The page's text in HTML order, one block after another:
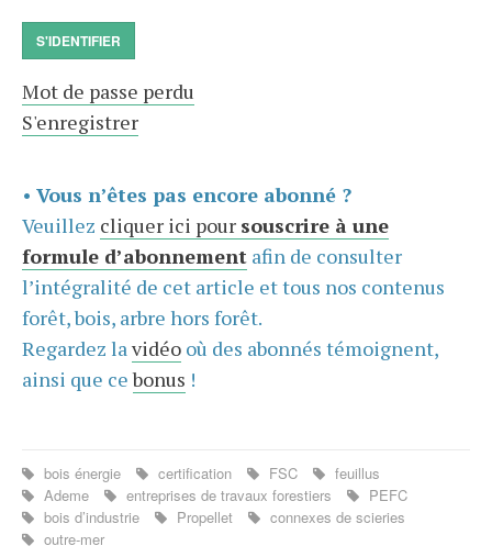
S'IDENTIFIER
Mot de passe perdu
S'enregistrer
• Vous n’êtes pas encore abonné ?
Veuillez cliquer ici pour souscrire à une
formule d’abonnement afin de consulter
l’intégralité de cet article et tous nos contenus
forêt, bois, arbre hors forêt.
Regardez lavidéo où des abonnés témoignent,
ainsi que cebonus !
bois énergie certification FSC
feuillus
Ademe
entreprises de travaux forestiers
PEFC
bois d’industrie
Propellet
connexes de scieries
outre-mer